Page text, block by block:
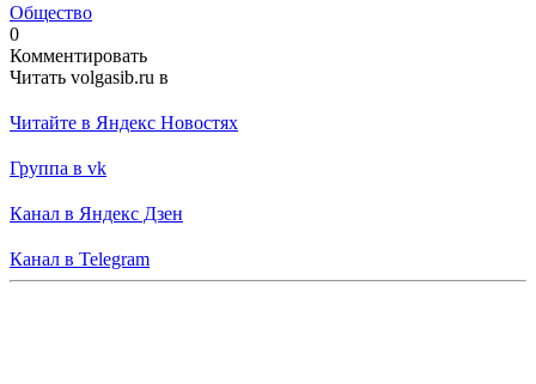
Общество
0
Комментировать
Читать volgasib.ru в
Читайте в Яндекс Новостях
Группа в vk
Канал в Яндекс Дзен
Канал в Telegram